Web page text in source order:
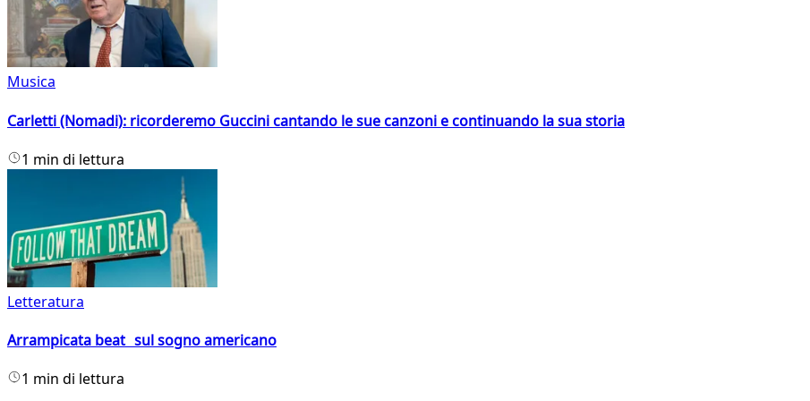
Musica
Carletti (Nomadi): ricorderemo Guccini cantando le sue canzoni e continuando la sua storia
1 min di lettura
Letteratura
Arrampicata beat sul sogno americano
1 min di lettura